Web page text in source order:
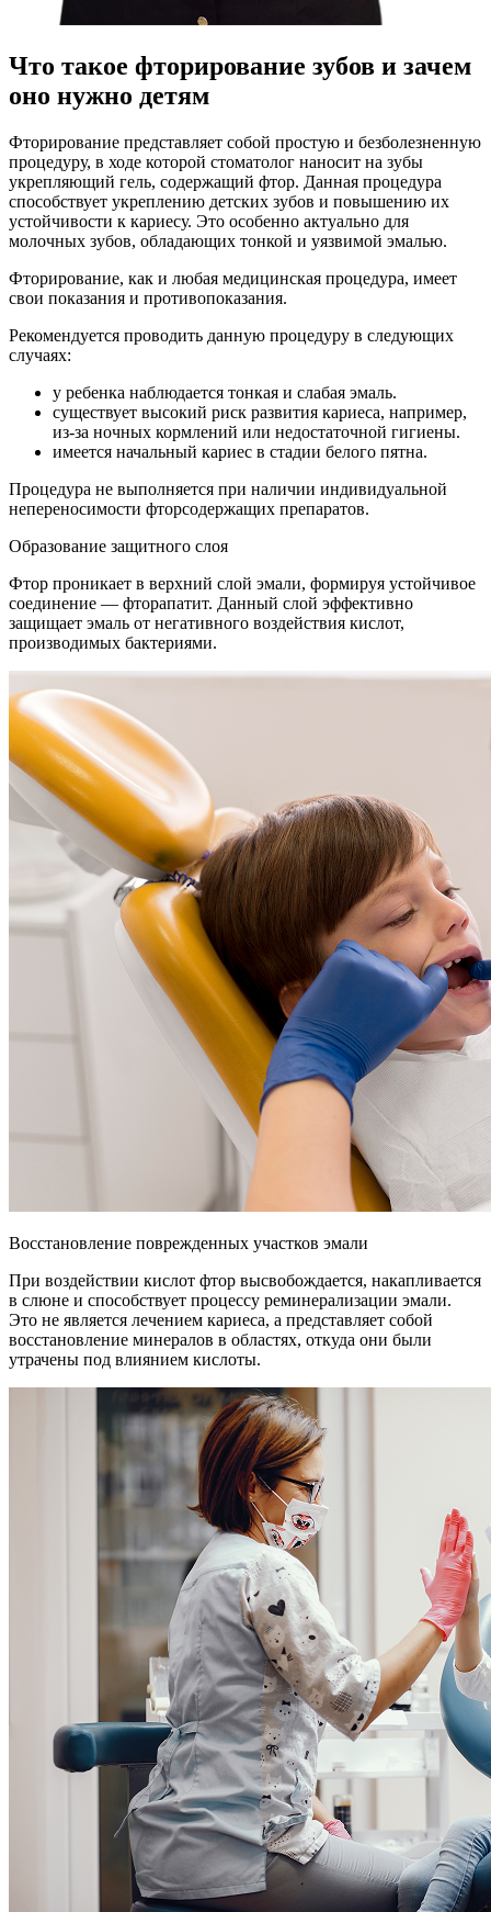
Что такое фторирование зубов и зачем
оно нужно детям
Фторирование представляет собой простую и безболезненную
процедуру, в ходе которой стоматолог наносит на зубы
укрепляющий гель, содержащий фтор. Данная процедура
способствует укреплению детских зубов и повышению их
устойчивости к кариесу. Это особенно актуально для
молочных зубов, обладающих тонкой и уязвимой эмалью.
Фторирование, как и любая медицинская процедура, имеет
свои показания и противопоказания.
Рекомендуется проводить данную процедуру в следующих
случаях:
у ребенка наблюдается тонкая и слабая эмаль.
существует высокий риск развития кариеса, например,
из-за ночных кормлений или недостаточной гигиены.
имеется начальный кариес в стадии белого пятна.
Процедура не выполняется при наличии индивидуальной
непереносимости фторсодержащих препаратов.
Образование защитного слоя
Фтор проникает в верхний слой эмали, формируя устойчивое
соединение — фторапатит. Данный слой эффективно
защищает эмаль от негативного воздействия кислот,
производимых бактериями.
Восстановление поврежденных участков эмали
При воздействии кислот фтор высвобождается, накапливается
в слюне и способствует процессу реминерализации эмали.
Это не является лечением кариеса, а представляет собой
восстановление минералов в областях, откуда они были
утрачены под влиянием кислоты.